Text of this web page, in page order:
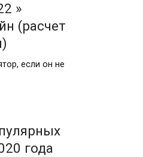
»
(расчет
если он не
года